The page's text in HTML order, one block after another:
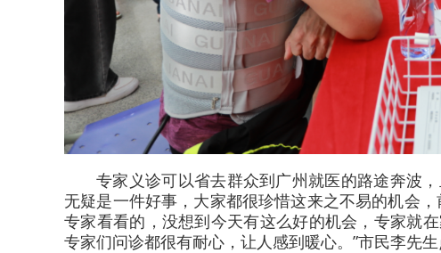
专家义诊可以省去群众到广州就医的路途奔波
无疑是一件好事，大家都很珍惜这来之不易的机会
专家看看的，没想到今天有这么好的机会，专家就
专家们问诊都很有耐心，让人感到暖心。”市民李先生